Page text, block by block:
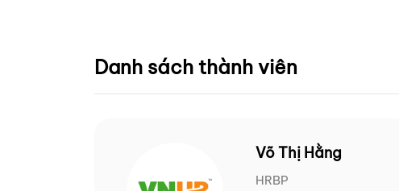
Danh sách thành viên
Võ Thị Hằng
HRBP